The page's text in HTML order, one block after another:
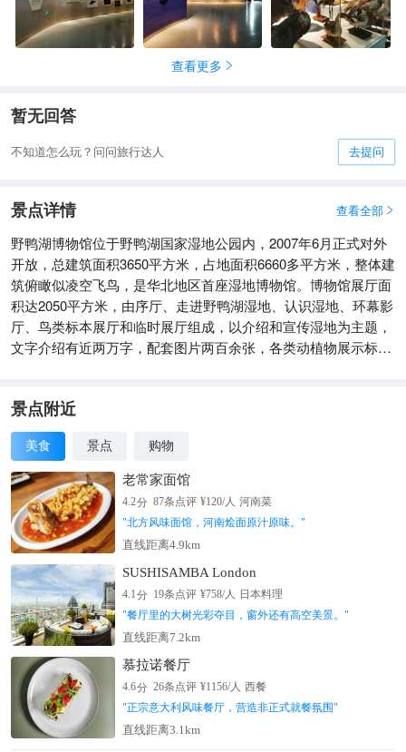
查看更多 
暂无回答
不知道怎么玩？问问旅行达人 去提问
景点详情 查看全部 
野鸭湖博物馆位于野鸭湖国家湿地公园内，2007年6月正式对外
开放，总建筑面积3650平方米，占地面积6660多平方米，整体建
筑俯瞰似凌空飞鸟，是华北地区首座湿地博物馆。博物馆展厅面
积达2050平方米，由序厅、走进野鸭湖湿地、认识湿地、环幕影
厅、鸟类标本展厅和临时展厅组成，以介绍和宣传湿地为主题，
文字介绍有近两万字，配套图片两百余张，各类动植物展示标本
在“认识湿地”、“走进湿地”的过程中，感受到“保护湿地”的重要意
义。
景点附近
美食 景点 购物
老常家面馆
4.2分 87条点评 ¥120/人 河南菜
"北方风味面馆，河南烩面原汁原味。 "
直线距离4.9km
SUSHISAMBA London
4.1分 19条点评 ¥758/人 日本料理
"餐厅里的大树光彩夺目，窗外还有高空美景。 "
直线距离7.2km
慕拉诺餐厅
4.6分 26条点评 ¥1156/人 西餐
"正宗意大利风味餐厅，营造非正式就餐氛围"
直线距离3.1km